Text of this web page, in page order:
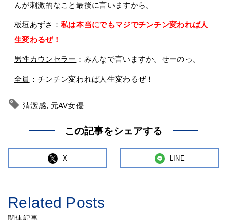
んが刺激的なこと最後に言いますから。
板垣あずさ ： 私は本当にでもマジでチンチン変われば人
生変わるぜ！
男性カウンセラー ：みんなで言いますか。せーのっ。
全員 ：チンチン変われば人生変わるぜ！
清潔感, 元AV女優
この記事をシェアする
X LINE
Related Posts